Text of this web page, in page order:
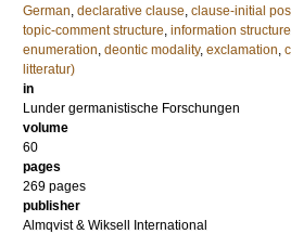
German, declarative clause, clause-initial
topic-comment structure, information structure
enumeration, deontic modality, exclamation,
litteratur)
in
Lunder germanistische Forschungen
volume
60
pages
269 pages
publisher
Almqvist & Wiksell International